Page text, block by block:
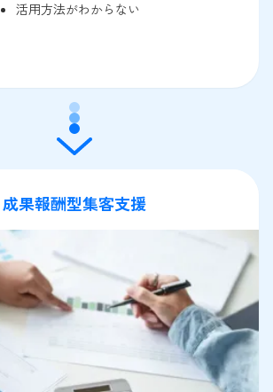
活用方法がわからない
成果報酬型集客支援